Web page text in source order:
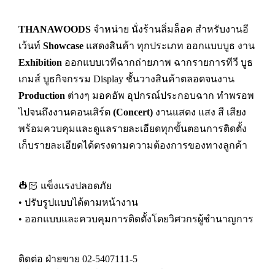
THANAWOODS จำหน่าย นั่งร้านลิ่มล็อค สำหรับงานอี
เว้นท์ Showcase แสดงสินค้า ทุกประเภท ออกแบบบูธ งาน
Exhibition ออกแบบเวทีฉากถ่ายภาพ ฉากรายการทีวี บูธ
เกมส์ บูธกิจกรรม Display ชั้นวางสินค้าตลอดจนงาน
Production ต่างๆ มอคอัพ อุปกรณ์ประกอบฉาก ทำพรอพ
ไปจนถึงงานคอนเสิร์ต (Concert) งานแสดง แสง สี เสียง
พร้อมควบคุมและดูแลรายละเอียดทุกขั้นตอนการติดตั้ง
เก็บรายละเอียดได้ตรงตามความต้องการของทางลูกค้า
👷🏻 แข็งแรงปลอดภัย
• ปรับรูปแบบได้ตามหน้างาน
• ออกแบบและควบคุมการติดตั้งโดยวิศวกรผู้ชำนาญการ
ติดต่อ ฝ่ายขาย 02-5407111-5